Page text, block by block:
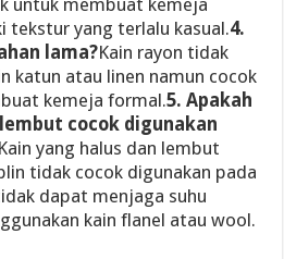
untuk membuat kemeja
tekstur yang terlalu kasual.4.
lama?Kain rayon tidak
katun atau linen namun cocok
kemeja formal.5. Apakah
cocok digunakan
Kain yang halus dan lembut
tidak cocok digunakan pada
dapat menjaga suhu
kain flanel atau wool.